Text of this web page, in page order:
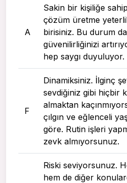
A
Sakin bir kişiliğe
çözüm üretme
birisiniz. Bu durum
güvenilirliğinizi
hep saygı duyuluyor.
F
Dinamiksiniz. İlginç
sevdiğiniz gibi hiçbir
almaktan
çılgın ve eğlenceli
göre. Rutin işleri
zevk almıyorsunuz.
Riski seviyorsunuz.
hem de diğer